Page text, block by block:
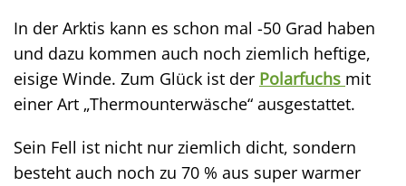
In der Arktis kann es schon mal -50 Grad haben
und dazu kommen auch noch ziemlich heftige,
eisige Winde. Zum Glück ist der Polarfuchs mit
einer Art „Thermounterwäsche“ ausgestattet.
Sein Fell ist nicht nur ziemlich dicht, sondern
besteht auch noch zu 70 % aus super warmer